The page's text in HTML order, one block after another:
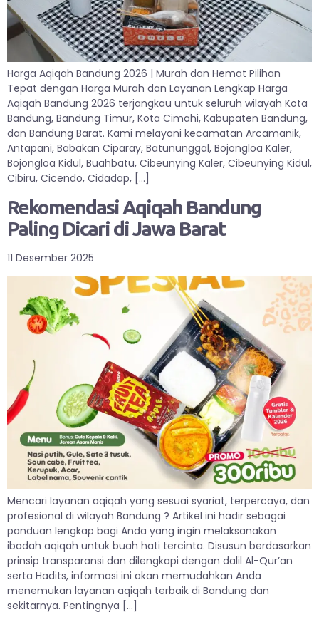
Harga Aqiqah Bandung 2026 | Murah dan Hemat Pilihan
Tepat dengan Harga Murah dan Layanan Lengkap Harga
Aqiqah Bandung 2026 terjangkau untuk seluruh wilayah Kota
Bandung, Bandung Timur, Kota Cimahi, Kabupaten Bandung,
dan Bandung Barat. Kami melayani kecamatan Arcamanik,
Antapani, Babakan Ciparay, Batununggal, Bojongloa Kaler,
Bojongloa Kidul, Buahbatu, Cibeunying Kaler, Cibeunying Kidul,
Cibiru, Cicendo, Cidadap, […]
Rekomendasi Aqiqah Bandung
Paling Dicari di Jawa Barat
11 Desember 2025
Mencari layanan aqiqah yang sesuai syariat, terpercaya, dan
profesional di wilayah Bandung ? Artikel ini hadir sebagai
panduan lengkap bagi Anda yang ingin melaksanakan
ibadah aqiqah untuk buah hati tercinta. Disusun berdasarkan
prinsip transparansi dan dilengkapi dengan dalil Al-Qur’an
serta Hadits, informasi ini akan memudahkan Anda
menemukan layanan aqiqah terbaik di Bandung dan
sekitarnya. Pentingnya […]